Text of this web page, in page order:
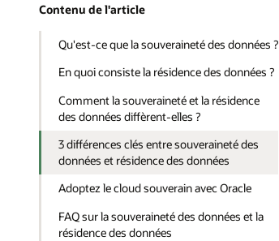
Contenu de l'article
Qu'est-ce que la souveraineté des données ?
En quoi consiste la résidence des données ?
Comment la souveraineté et la résidence
des données diffèrent-elles ?
3 différences clés entre souveraineté des
données et résidence des données
Adoptez le cloud souverain avec Oracle
FAQ sur la souveraineté des données et la
résidence des données